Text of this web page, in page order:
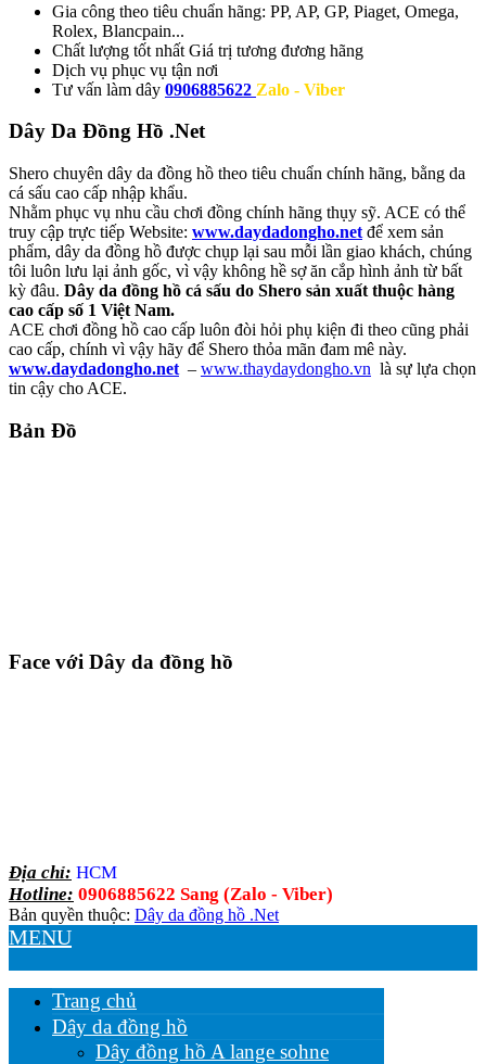
Gia công theo tiêu chuẩn hãng: PP, AP, GP, Piaget, Omega,
Rolex, Blancpain...
Chất lượng tốt nhất Giá trị tương đương hãng
Dịch vụ phục vụ tận nơi
Tư vấn làm dây 0906885622 Zalo - Viber
Dây Da Đồng Hồ .Net
Shero chuyên dây da đồng hồ theo tiêu chuẩn chính hãng, bằng da
cá sấu cao cấp nhập khẩu.
Nhằm phục vụ nhu cầu chơi đồng chính hãng thụy sỹ. ACE có thể
truy cập trực tiếp Website: www.daydadongho.net để xem sản
phẩm, dây da đồng hồ được chụp lại sau mỗi lần giao khách, chúng
tôi luôn lưu lại ảnh gốc, vì vậy không hề sợ ăn cắp hình ảnh từ bất
kỳ đâu. Dây da đồng hồ cá sấu do Shero sản xuất thuộc hàng
cao cấp số 1 Việt Nam.
ACE chơi đồng hồ cao cấp luôn đòi hỏi phụ kiện đi theo cũng phải
cao cấp, chính vì vậy hãy để Shero thỏa mãn đam mê này.
www.daydadongho.net – www.thaydaydongho.vn là sự lựa chọn
tin cậy cho ACE.
Bản Đồ
Face với Dây da đồng hồ
Địa chỉ: HCM
Hotline: 0906885622 Sang (Zalo - Viber)
Bản quyền thuộc: Dây da đồng hồ .Net
MENU
Trang chủ
Dây da đồng hồ
Dây đồng hồ A lange sohne